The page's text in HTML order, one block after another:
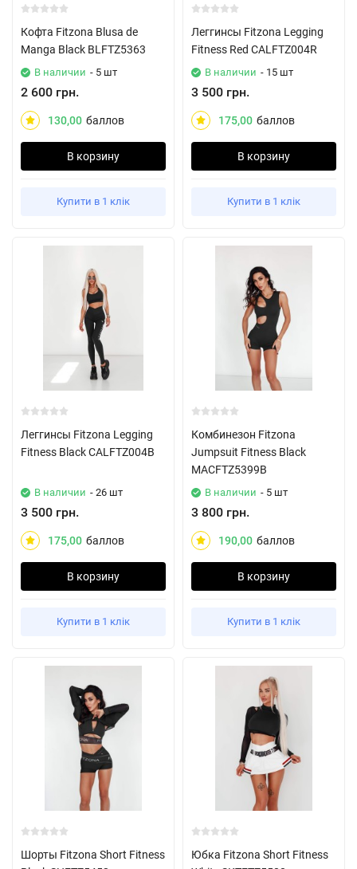
Кофта Fitzona Blusa de
Manga Black BLFTZ5363
В наличии - 5 шт
2 600 грн.
130,00 баллов
В корзину
Купити в 1 клік
Леггинсы Fitzona Legging
Fitness Red CALFTZ004R
В наличии - 15 шт
3 500 грн.
175,00 баллов
В корзину
Купити в 1 клік
Леггинсы Fitzona Legging
Fitness Black CALFTZ004B
В наличии - 26 шт
3 500 грн.
175,00 баллов
В корзину
Купити в 1 клік
Комбинезон Fitzona
Jumpsuit Fitness Black
MACFTZ5399B
В наличии - 5 шт
3 800 грн.
190,00 баллов
В корзину
Купити в 1 клік
Шорты Fitzona Short Fitness
Юбка Fitzona Short Fitness